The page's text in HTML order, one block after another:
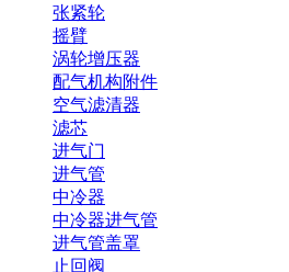
张紧轮
摇臂
涡轮增压器
配气机构附件
空气滤清器
滤芯
进气门
进气管
中冷器
中冷器进气管
进气管盖罩
止回阀